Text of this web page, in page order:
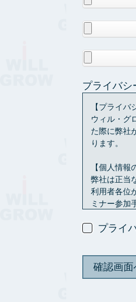
プライバシ
【プライバ
ウィル・グ
た際に弊社
ります。
【個人情報
弊社は正当
利用者各位
ミナー参加
【情報の保
プライ